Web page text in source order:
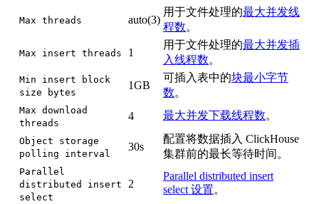
Max threads auto(3)
用于文件处理的最大并发线
程数。
Max insert threads 1
用于文件处理的最大并发插
入线程数。
Min insert block
size bytes
1GB
可插入表中的块最小字节
数。
Max download
threads
4 最大并发下载线程数。
Object storage
polling interval
30s
配置将数据插入 ClickHouse
集群前的最长等待时间。
Parallel
distributed insert
select
2
Parallel distributed insert
select 设置。